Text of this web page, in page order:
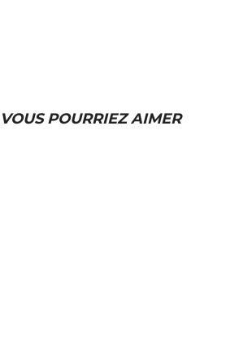
VOUS POURRIEZ AIMER